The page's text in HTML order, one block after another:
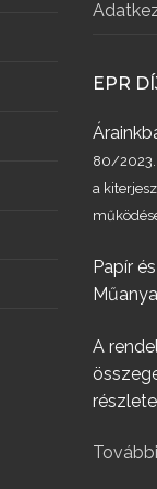
EPR
80/2023.
a
Papír
A